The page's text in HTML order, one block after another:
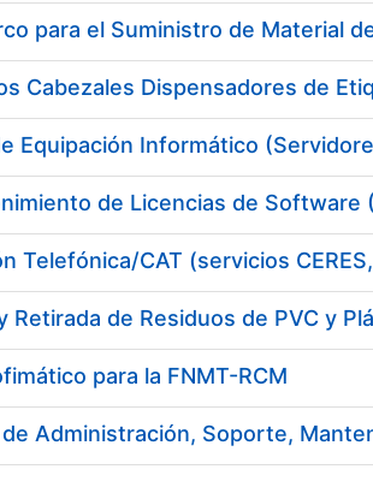
para el Suministro de Material
Cabezales Dispensadores de
Equipación Informático
Retirada de Residuos de PVC y
para la FNMT-RCM